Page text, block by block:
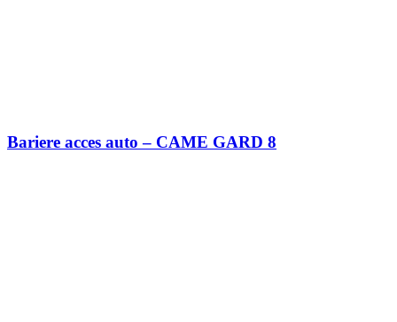
Bariere acces auto – CAME GARD 8